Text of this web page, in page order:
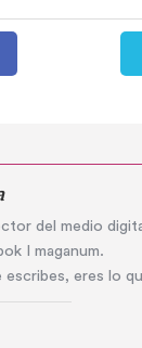
del medio
I maganum.
eres lo